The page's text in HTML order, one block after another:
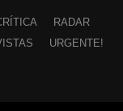
RADAR
URGENTE!